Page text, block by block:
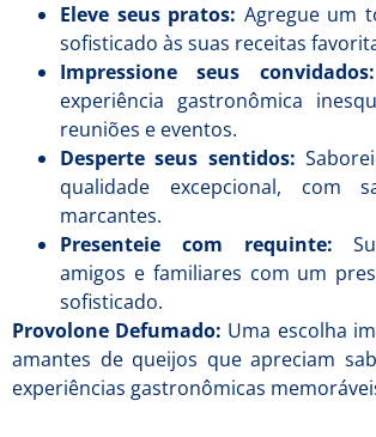
Eleve seus pratos: Agregue um
sofisticado às suas receitas
Impressione seus convidados:
experiência gastronômica
reuniões e eventos.
Desperte seus sentidos:
qualidade excepcional, com
marcantes.
Presenteie com requinte:
amigos e familiares com um
sofisticado.
Provolone Defumado: Uma escolha
amantes de queijos que apreciam
experiências gastronômicas